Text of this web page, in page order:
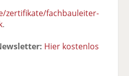
zertifikate/fachbauleiter-
.
Hier kostenlos